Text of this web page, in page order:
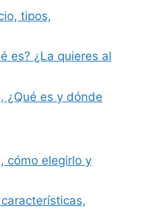
tipos,
es? ¿La quieres al
¿Qué es y dónde
cómo elegirlo y